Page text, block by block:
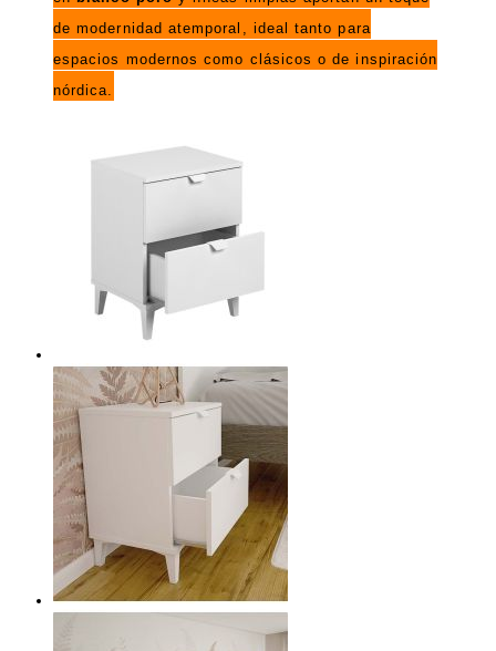
de modernidad atemporal, ideal tanto para
espacios modernos como clásicos o de inspiración
nórdica.